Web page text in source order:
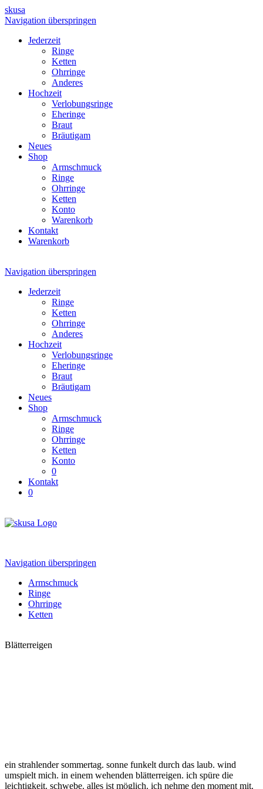
skusa
Navigation überspringen
Jederzeit
Ringe
Ketten
Ohrringe
Anderes
Hochzeit
Verlobungsringe
Eheringe
Braut
Bräutigam
Neues
Shop
Armschmuck
Ringe
Ohrringe
Ketten
Konto
Warenkorb
Kontakt
Warenkorb
Navigation überspringen
Jederzeit
Ringe
Ketten
Ohrringe
Anderes
Hochzeit
Verlobungsringe
Eheringe
Braut
Bräutigam
Neues
Shop
Armschmuck
Ringe
Ohrringe
Ketten
Konto
0
Kontakt
0
Navigation überspringen
Armschmuck
Ringe
Ohrringe
Ketten
Blätterreigen
ein strahlender sommertag. sonne funkelt durch das laub. wind
umspielt mich. in einem wehenden blätterreigen. ich spüre die
leichtigkeit. schwebe. alles ist möglich. ich nehme den moment mit.